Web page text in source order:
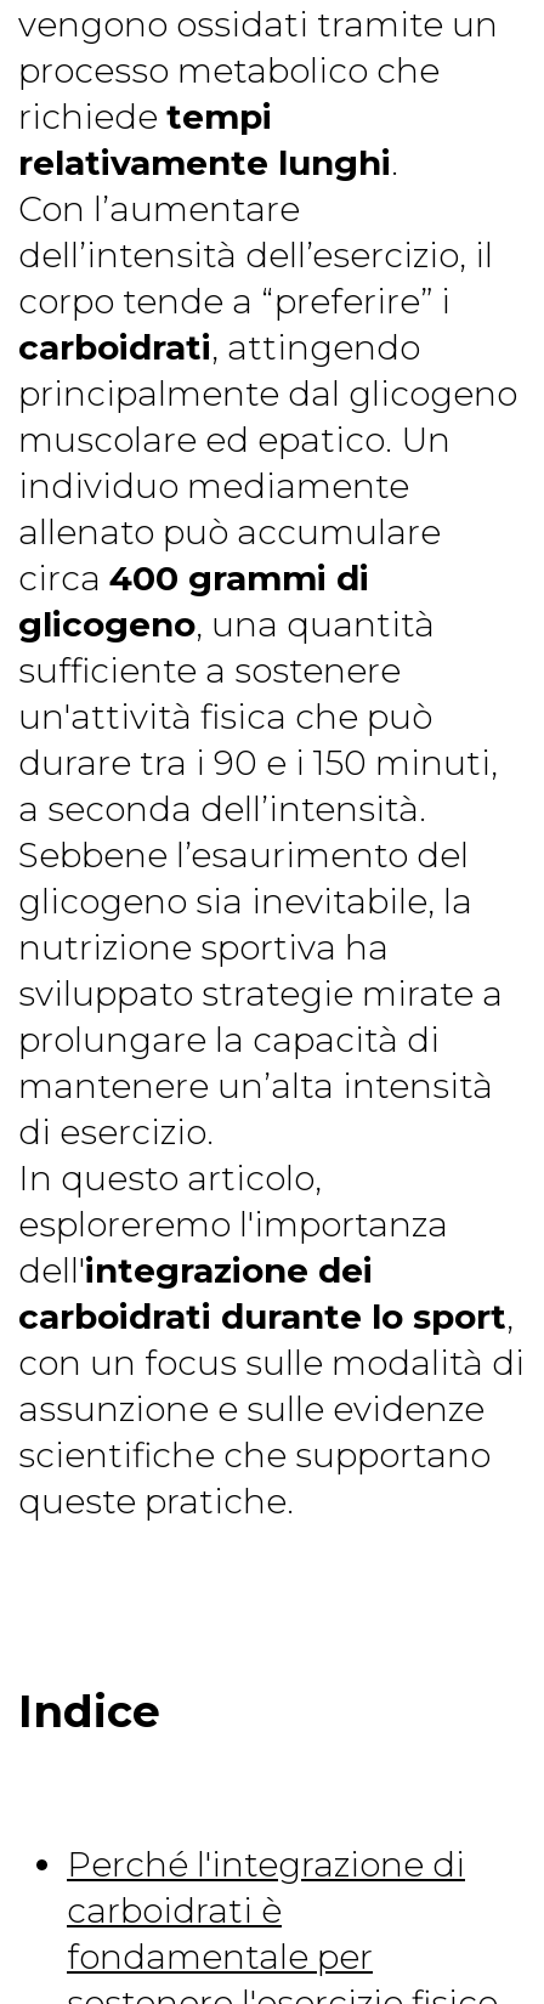
vengono ossidati tramite un
processo metabolico che
richiede tempi
relativamente lunghi.
Con l’aumentare
dell’intensità dell’esercizio, il
corpo tende a “preferire” i
carboidrati, attingendo
principalmente dal glicogeno
muscolare ed epatico. Un
individuo mediamente
allenato può accumulare
circa 400 grammi di
glicogeno, una quantità
sufficiente a sostenere
un'attività fisica che può
durare tra i 90 e i 150 minuti,
a seconda dell’intensità.
Sebbene l’esaurimento del
glicogeno sia inevitabile, la
nutrizione sportiva ha
sviluppato strategie mirate a
prolungare la capacità di
mantenere un’alta intensità
di esercizio.
In questo articolo,
esploreremo l'importanza
dell'integrazione dei
carboidrati durante lo sport,
con un focus sulle modalità di
assunzione e sulle evidenze
scientifiche che supportano
queste pratiche.
Indice
Perché l'integrazione di
carboidrati è
fondamentale per